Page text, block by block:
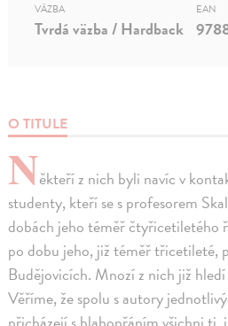
O TITULE
Někteří z nich byli navíc v
studenty, kteří se s profesorem
dobách jeho téměř čtyřicetiletého
po dobu jeho, již téměř třicetileté,
Budějovicích. Mnozí z nich již
Věříme, že spolu s autory
VÄZBA
Tvrdá väzba / Hardback
EAN